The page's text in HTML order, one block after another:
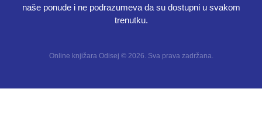
naše ponude i ne podrazumeva da su dostupni u svakom
trenutku.
Online knjižara Odisej © 2026. Sva prava zadržana.